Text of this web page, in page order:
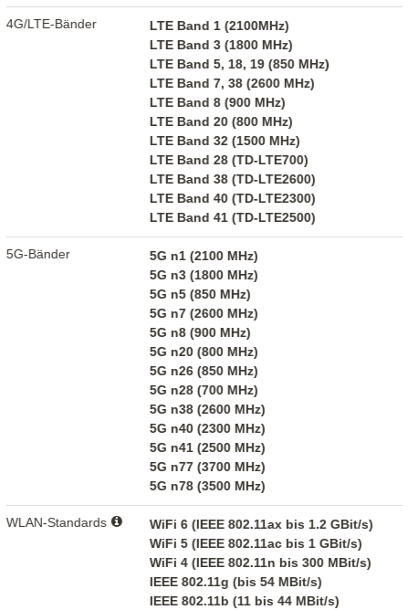
4G/LTE-Bänder
LTE Band 1 (2100MHz)
LTE Band 3 (1800 MHz)
LTE Band 5, 18, 19 (850 MHz)
LTE Band 7, 38 (2600 MHz)
LTE Band 8 (900 MHz)
LTE Band 20 (800 MHz)
LTE Band 32 (1500 MHz)
LTE Band 28 (TD-LTE700)
LTE Band 38 (TD-LTE2600)
LTE Band 40 (TD-LTE2300)
LTE Band 41 (TD-LTE2500)
5G-Bänder
5G n1 (2100 MHz)
5G n3 (1800 MHz)
5G n5 (850 MHz)
5G n7 (2600 MHz)
5G n8 (900 MHz)
5G n20 (800 MHz)
5G n26 (850 MHz)
5G n28 (700 MHz)
5G n38 (2600 MHz)
5G n40 (2300 MHz)
5G n41 (2500 MHz)
5G n77 (3700 MHz)
5G n78 (3500 MHz)
WLAN-Standards
WiFi 6 (IEEE 802.11ax bis 1.2 GBit/s)
WiFi 5 (IEEE 802.11ac bis 1 GBit/s)
WiFi 4 (IEEE 802.11n bis 300 MBit/s)
IEEE 802.11g (bis 54 MBit/s)
IEEE 802.11b (11 bis 44 MBit/s)